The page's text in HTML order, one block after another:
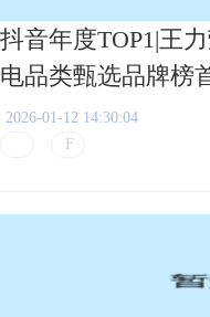
抖音年度TOP1|王
电品类甄选品牌榜
2026-01-12 14:30:04